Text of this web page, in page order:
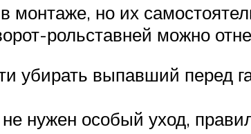
монтаже, но их
рольставней можно
убирать выпавший перед
нужен особый уход,